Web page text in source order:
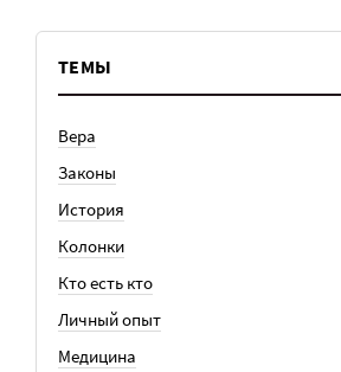
ТЕМЫ
Вера
Законы
История
Колонки
Кто есть кто
Личный опыт
Медицина